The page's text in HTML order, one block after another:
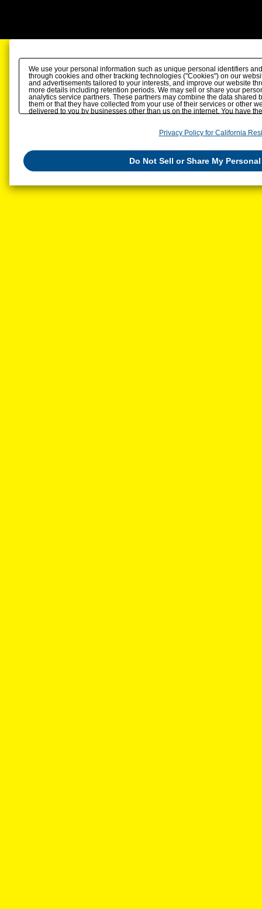
We use your personal information such as unique personal identifiers
through cookies and other tracking technologies ("Cookies") on our
and advertisements tailored to your interests, and improve our website
more details including retention periods. We may sell or share your
analytics service partners. These partners may combine the data shared
them or that they have collected from your use of their services or other
delivered to you by businesses other than us on the internet. You have
Privacy Policy for California
Do Not Sell or Share My